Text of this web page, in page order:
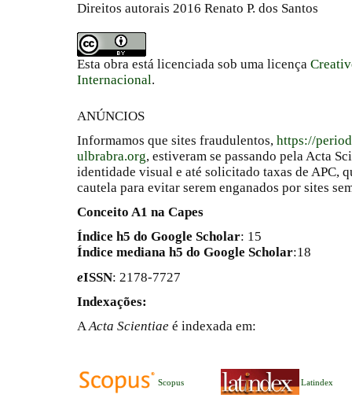
Direitos autorais 2016 Renato P. dos Santos
Esta obra está licenciada sob uma licença
Internacional.
ANÚNCIOS
Informamos que sites fraudulentos, https://
ulbrabra.org, estiveram se passando pela Acta
identidade visual e até solicitado taxas de APC,
cautela para evitar serem enganados por sites
Conceito A1 na Capes
Índice h5 do Google Scholar: 15
Índice mediana h5 do Google Scholar:18
eISSN: 2178-7727
Indexações:
AActa Scientiae é indexada em:
Scopus Latindex